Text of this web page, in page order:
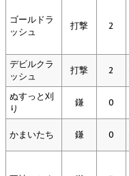
ゴールドラ
ッシュ
打撃 2
デビルクラ
ッシュ
打撃 2
ぬすっと刈
り
鎌 0
かまいたち 鎌 0